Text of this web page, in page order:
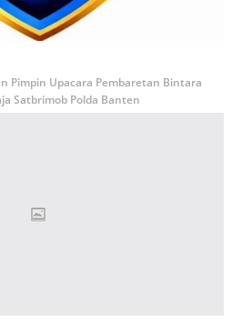
Pimpin Upacara Pembaretan Bintara
Satbrimob Polda Banten